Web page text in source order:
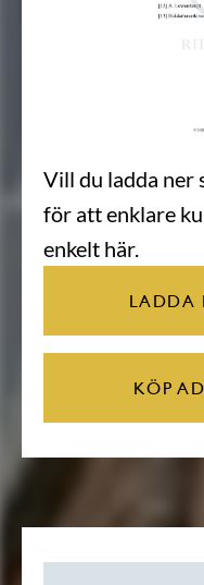
Vill du ladda ner
för att enklare
enkelt här.
LADDA
KÖP